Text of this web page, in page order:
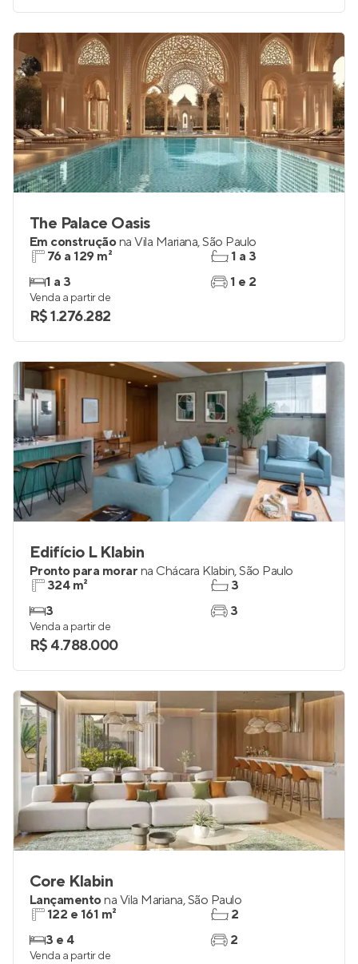
The Palace Oasis
Em construçãona Vila Mariana,São Paulo
76 a 129 m²
1 a 3
1 a 3
1 e 2
Venda a partir de
R$ 1.276.282
Edifício L Klabin
Pronto para morar na Chácara Klabin,São Paulo
324 m²
3
3
3
Venda a partir de
R$ 4.788.000
Core Klabin
Lançamentona Vila Mariana,São Paulo
122 e 161 m²
3 e 4
2
2
Venda a partir de